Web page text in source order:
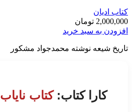
کتاب ادیان
2,000,000 تومان
افزودن به سبد خرید
تاریخ شیعه نوشته محمدجواد مشکور
کارا کتاب:کتاب نایاب